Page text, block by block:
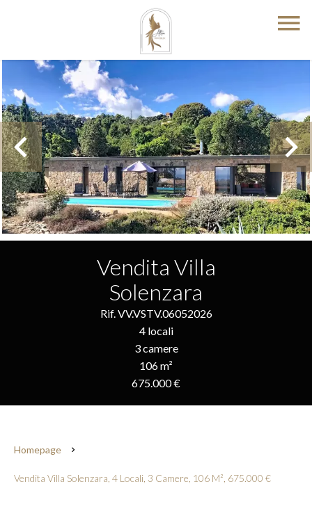
Vendita Villa
Solenzara
Rif. VV.VSTV.06052026
4 locali
3 camere
106 m²
675.000 €
Homepage
Vendita Villa Solenzara, 4 Locali, 3 Camere, 106 M², 675.000 €